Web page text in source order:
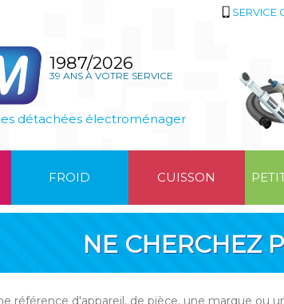
SERVICE
1987/2026
39 ANS À VOTRE SERVICE
détachées électroménager
FROID CUISSON
NE CHERCHEZ